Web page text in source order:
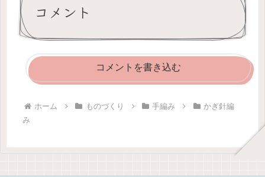
コメント
コメントを書き込む
ホーム ものづくり 手編み
かぎ針編
み